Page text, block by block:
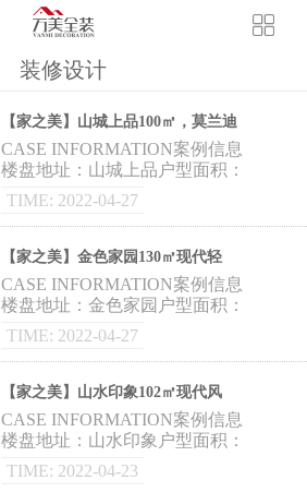
装修设计
【家之美】山城上品100㎡，莫兰迪
色搭配艺术之家！
CASE INFORMATION案例信息
楼盘地址：山城上品户型面积：
100㎡ 案例风格：现代极简 案例
设计：谷明霞 △平面布置图 因
TIME: 2022-04-27
【家之美】金色家园130㎡现代轻
奢，白与黄的碰撞，高贵活泼却不俗
气。
CASE INFORMATION案例信息
楼盘地址：金色家园户型面积：
130㎡ 案例风格：现代轻奢 案例
设计：宋林莉 △平面布置图 设
TIME: 2022-04-27
【家之美】山水印象102㎡现代风
格，饱满不拥挤，幸福感up!
CASE INFORMATION案例信息
楼盘地址：山水印象户型面积：
102m²案例风格：现代风格 案例
设计：高攀 △平面布置图
TIME: 2022-04-23